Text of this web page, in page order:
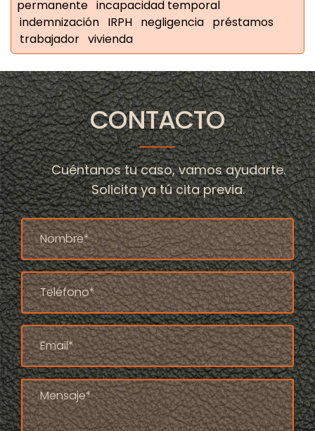
permanente incapacidad temporal
indemnización IRPH negligencia préstamos
trabajador vivienda
CONTACTO
Cuéntanos tu caso, vamos ayudarte.
Solicita ya tú cita previa.